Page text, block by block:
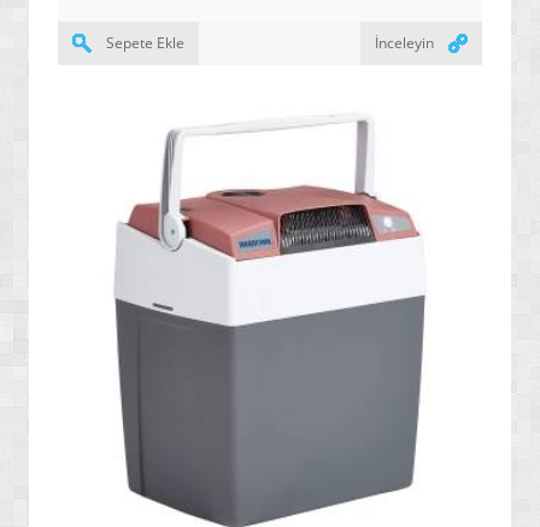
Sepete Ekle İnceleyin